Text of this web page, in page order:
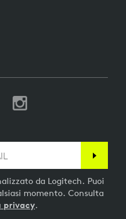
da Logitech. Puoi
momento. Consulta
privacy.